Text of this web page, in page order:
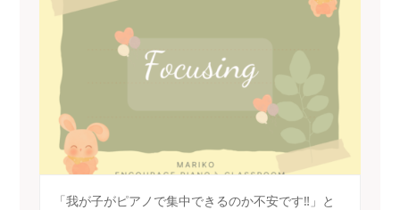
「我が子がピアノで集中できるのか不安です‼」と